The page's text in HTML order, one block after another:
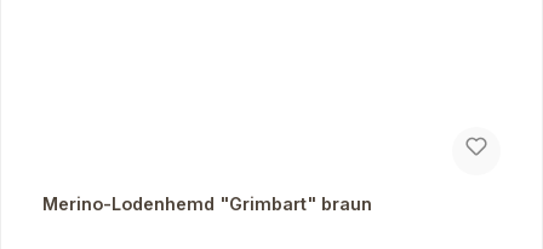
Merino-Lodenhemd "Grimbart" braun